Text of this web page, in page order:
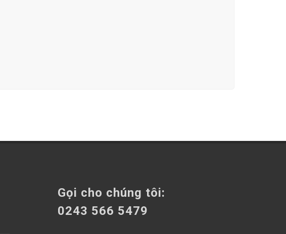
Gọi cho chúng tôi:
0243 566 5479